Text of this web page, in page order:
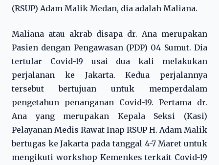
(RSUP) Adam Malik Medan, dia adalah Maliana.
Maliana atau akrab disapa dr. Ana merupakan
Pasien dengan Pengawasan (PDP) 04 Sumut. Dia
tertular Covid-19 usai dua kali melakukan
perjalanan ke Jakarta. Kedua perjalannya
tersebut bertujuan untuk memperdalam
pengetahun penanganan Covid-19. Pertama dr.
Ana yang merupakan Kepala Seksi (Kasi)
Pelayanan Medis Rawat Inap RSUP H. Adam Malik
bertugas ke Jakarta pada tanggal 4-7 Maret untuk
mengikuti workshop Kemenkes terkait Covid-19